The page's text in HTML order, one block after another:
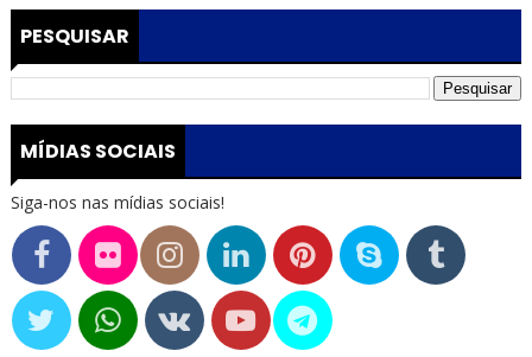
PESQUISAR
MÍDIAS SOCIAIS
Siga-nos nas mídias sociais!